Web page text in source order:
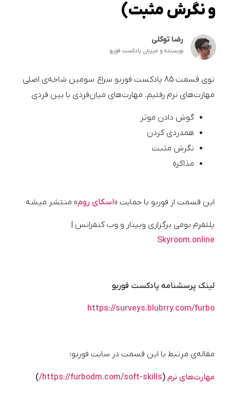
و نگرش مثبت)
رضا توکلی
نویسنده و میزبان پادکست فوربو
توی قسمت 85 پادکست فوربو سراغ سومین شاخه‌ی اصلی
مهارت‌های نرم رفتیم. مهارت‌های میان‌فردی یا بین فردی
گوش دادن موثر
همدردی کردن
نگرش مثبت
مذاکره
این قسمت از فوربو با حمایت «اسکای روم» منتشر میشه
پلتفرم بومی برگزاری وبینار و وب کنفرانس |
Skyroom.online
لینک پرسشنامه پادکست فوربو
https://surveys.blubrry.com/furbo
مقاله‌ی مرتبط با این قسمت در سایت فوربو:
مهارت‌های نرم (
https://furbodm.com/soft-skills/
)